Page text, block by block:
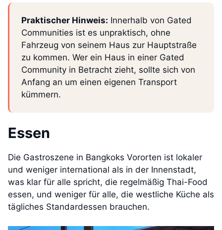
Praktischer Hinweis: Innerhalb von Gated
Communities ist es unpraktisch, ohne
Fahrzeug von seinem Haus zur Hauptstraße
zu kommen. Wer ein Haus in einer Gated
Community in Betracht zieht, sollte sich von
Anfang an um einen eigenen Transport
kümmern.
Essen
Die Gastroszene in Bangkoks Vororten ist lokaler
und weniger international als in der Innenstadt,
was klar für alle spricht, die regelmäßig Thai-Food
essen, und weniger für alle, die westliche Küche als
tägliches Standardessen brauchen.